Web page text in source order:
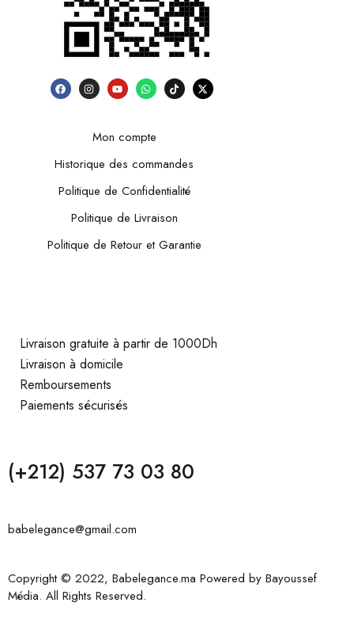
Mon compte
Historique des commandes
Politique de Confidentialité
Politique de Livraison
Politique de Retour et Garantie
Livraison gratuite à partir de 1000Dh
Livraison à domicile
Remboursements
Paiements sécurisés
(+212) 537 73 03 80
babelegance@gmail.com
Copyright © 2022, Babelegance.ma Powered by Bayoussef
Média. All Rights Reserved.